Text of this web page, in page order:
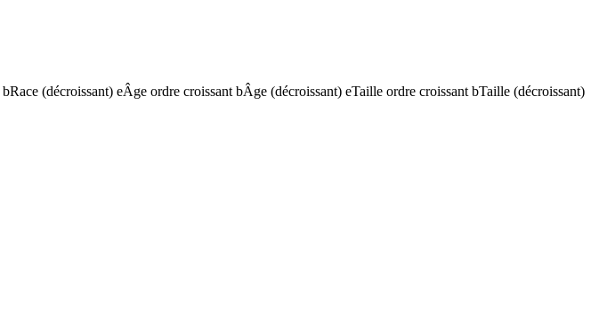
bRace (décroissant) eÂge ordre croissant bÂge (décroissant) eTaille ordre croissant bTaille (décroissant)